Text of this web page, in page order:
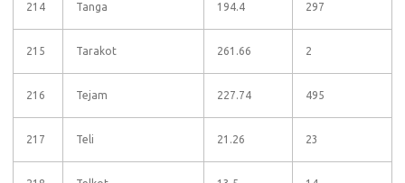
214 Tanga 194.4 297
215 Tarakot 261.66 2
216 Tejam 227.74 495
217 Teli 21.26 23